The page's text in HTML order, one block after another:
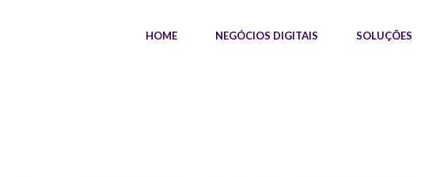
HOME NEGÓCIOS DIGITAIS SOLUÇÕES